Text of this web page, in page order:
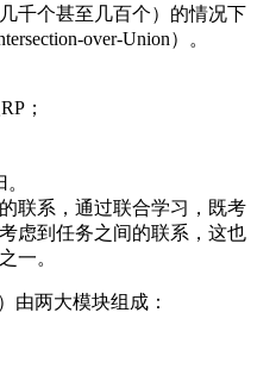
千个甚至几百个）的情况下
over-Union）。
；
联系，通过联合学习，既考
虑到任务之间的联系，这也
一。
由两大模块组成：